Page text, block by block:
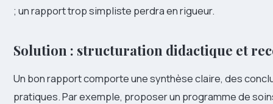
; un rapport trop simpliste perdra en rigueur.
Solution : structuration didactique et
Un bon rapport comporte une synthèse claire, des
pratiques. Par exemple, proposer un programme de